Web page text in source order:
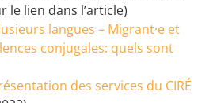
le lien dans l’article)
langues – Migrant·e et
conjugales: quels sont
des services du CIRÉ